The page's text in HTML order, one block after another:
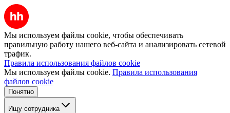
Мы используем файлы cookie, чтобы обеспечивать
правильную работу нашего веб-сайта и анализировать сетевой
трафик.
Правила использования файлов cookie
Мы используем файлы cookie. Правила использования
файлов cookie
Понятно
Ищу сотрудника